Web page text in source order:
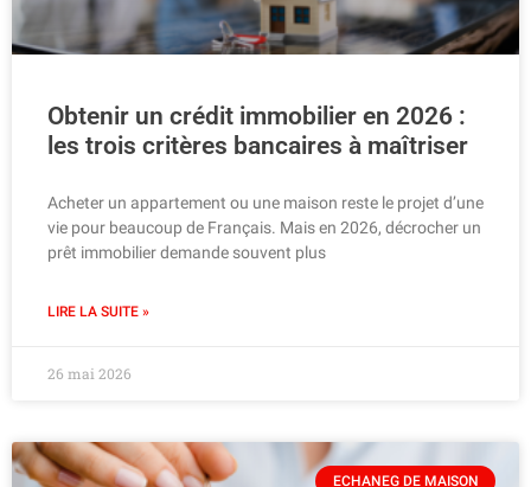
Obtenir un crédit immobilier en 2026 :
les trois critères bancaires à maîtriser
Acheter un appartement ou une maison reste le projet d’une
vie pour beaucoup de Français. Mais en 2026, décrocher un
prêt immobilier demande souvent plus
LIRE LA SUITE »
26 mai 2026
ECHANEG DE MAISON